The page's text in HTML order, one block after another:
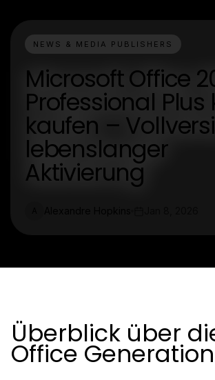
NEWS & MEDIA PUBLISHERS
Microsoft Office
Professional Plus
kaufen –
lebenslanger
Aktivierung
Überblick über
Office Generation